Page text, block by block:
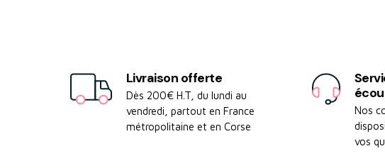
Livraison offerte
Dès 200€ H.T, du lundi au
vendredi, partout en France
métropolitaine et en Corse
Nos
vos